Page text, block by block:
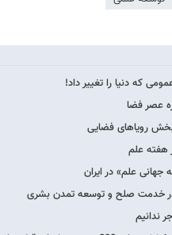
عصر فضا
رویاهای فضایی
هفته علم
علم» در ایران
خدمت صلح و توسعه تمدن بشری
ندانیم